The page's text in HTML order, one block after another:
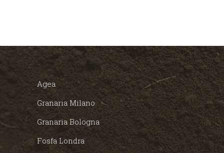
Agea
Granaria Milano
Granaria Bologna
Fosfa Londra